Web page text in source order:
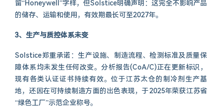
留“Honeywell”字样，但Solstice明确声明：这完全不影响产品
的储存、运输和使用，有效期最长可至2027年。
3、生产与质控体系未变
Solstice郑重承诺：生产设施、制造流程、检测标准及质量保
障体系均未发生任何改变。分析报告(CoA/C)正在更新标识，
现有各类认证证书持续有效。位于江苏太仓的制冷剂生产基
地，还因在可持续制造方面的出色表现，于2025年荣获江苏省
“绿色工厂”示范企业称号。